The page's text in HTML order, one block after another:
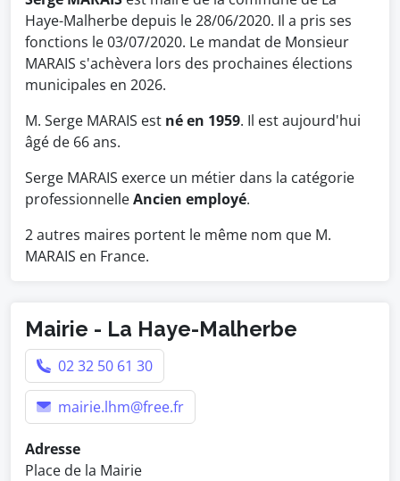
Haye-Malherbe depuis le 28/06/2020. Il a pris ses
fonctions le 03/07/2020. Le mandat de Monsieur
MARAIS s'achèvera lors des prochaines élections
municipales en 2026.
M. Serge MARAIS est né en 1959. Il est aujourd'hui
âgé de 66 ans.
Serge MARAIS exerce un métier dans la catégorie
professionnelleAncien employé.
2 autres maires portent le même nom que M.
MARAIS en France.
Mairie - La Haye-Malherbe
02 32 50 61 30
mairie.lhm@free.fr
Adresse
Place de la Mairie